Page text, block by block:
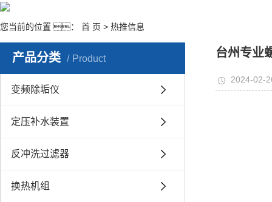
您当前的位置 ： 首 页 > 热推信息
产品分类 Product
变频除垢仪
定压补水装置
反冲洗过滤器
换热机组
台州专业
2024-02-